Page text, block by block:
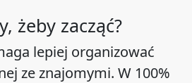
żeby zacząć?
lepiej organizować
ze znajomymi. W 100%